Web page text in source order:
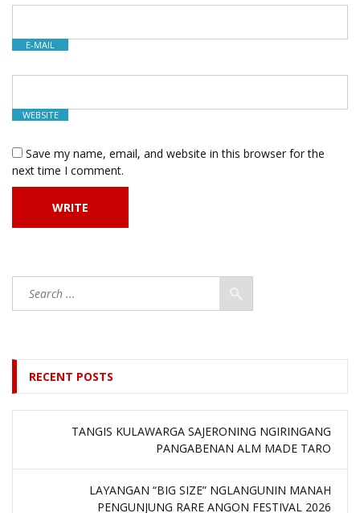
E-MAIL
WEBSITE
Save my name, email, and website in this browser for the
next time I comment.
RECENT POSTS
TANGIS KULAWARGA SAJERONING NGIRINGANG
PANGABENAN ALM MADE TARO
LAYANGAN “BIG SIZE” NGLANGUNIN MANAH
PENGUNJUNG RARE ANGON FESTIVAL 2026